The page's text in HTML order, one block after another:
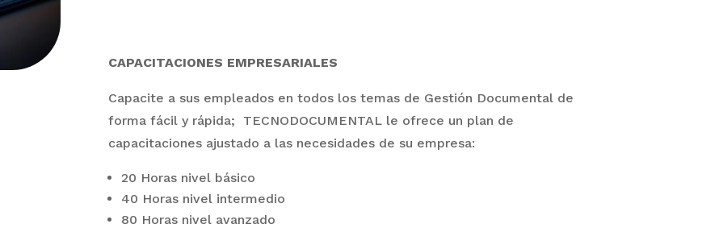
CAPACITACIONES EMPRESARIALES
​Capacite a sus empleados en todos los temas de Gestión Documental de
forma fácil y rápida; TECNODOCUMENTAL le ofrece un plan de
capacitaciones ajustado a las necesidades de su empresa:
20 Horas nivel básico
40 Horas nivel intermedio
80 Horas nivel avanzado